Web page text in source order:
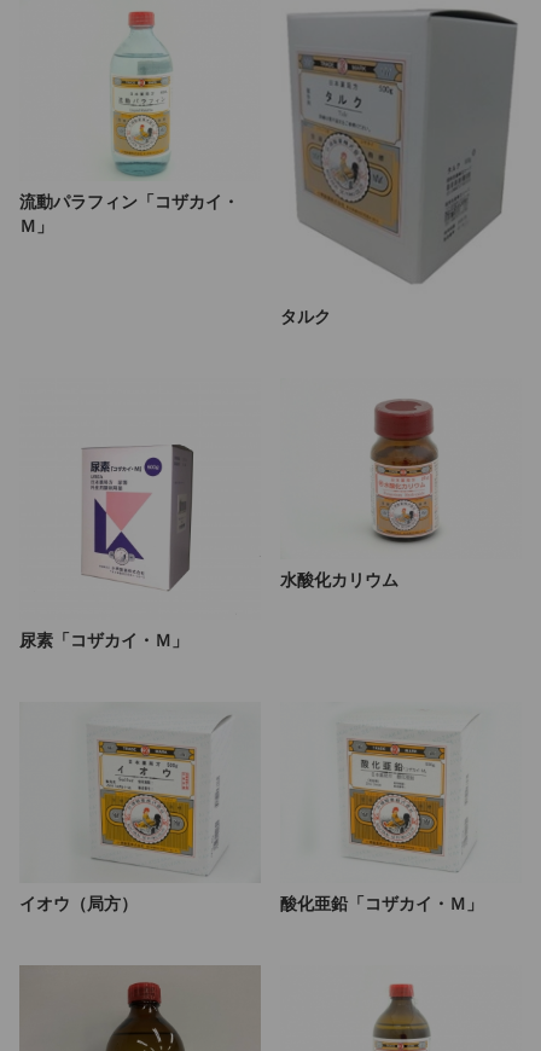
流動パラフィン「コザカイ・
Ｍ」
タルク
尿素「コザカイ・Ｍ」
水酸化カリウム
イオウ（局方） 酸化亜鉛「コザカイ・Ｍ」